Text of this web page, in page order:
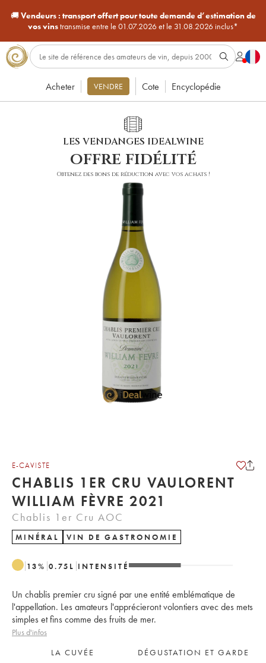
🚚Vendeurs : transport offert pour toute demande d’estimation de
vos vinstransmise entre le 01.07.2026 et le 31.08.2026 inclus*
Acheter VENDRE Cote Encyclopédie
LES VENDANGES IDEALWINE
offre fidélité
Obtenez des bons de réduction avec vos achats !
E-CAVISTE
CHABLIS 1ER CRU VAULORENT
WILLIAM FÈVRE 2021
Chablis 1er Cru AOC
MINÉRAL VIN DE GASTRONOMIE
13% 0.75 L INTENSITÉ
Un chablis premier cru signé par une entité emblématique de
l'appellation. Les amateurs l'apprécieront volontiers avec des mets
simples et fins comme des fruits de mer.
Plus d'infos
LA CUVÉE
DÉGUSTATION ET GARDE